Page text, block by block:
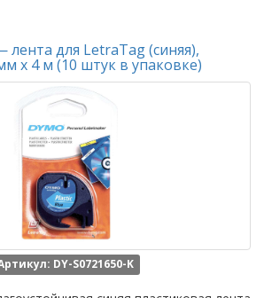
лента для LetraTag (синяя),
х 4 м (10 штук в упаковке)
DY-S0721650-K